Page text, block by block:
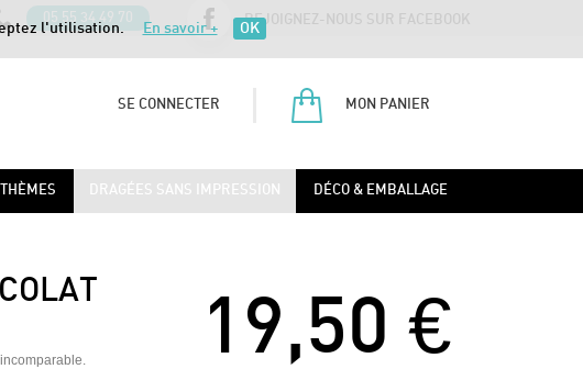
l'utilisation. En savoir + OK
05 55 34 49 70 REJOIGNEZ-NOUS SUR FACEBOOK
SE CONNECTER MON PANIER
DRAGÉES SANS IMPRESSION DÉCO & EMBALLAGE
19,50 €